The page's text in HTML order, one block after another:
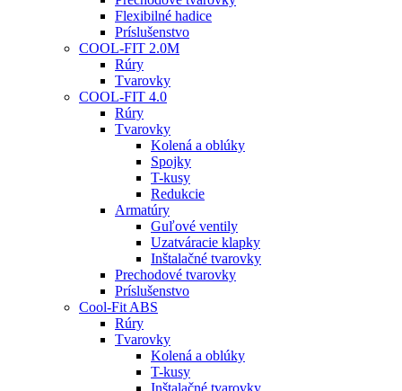
Flexibilné hadice
Príslušenstvo
COOL-FIT 2.0M
Rúry
Tvarovky
COOL-FIT 4.0
Rúry
Tvarovky
Kolená a oblúky
Spojky
T-kusy
Redukcie
Armatúry
Guľové ventily
Uzatváracie klapky
Inštalačné tvarovky
Prechodové tvarovky
Príslušenstvo
Cool-Fit ABS
Rúry
Tvarovky
Kolená a oblúky
T-kusy
Inštalačné tvarovky